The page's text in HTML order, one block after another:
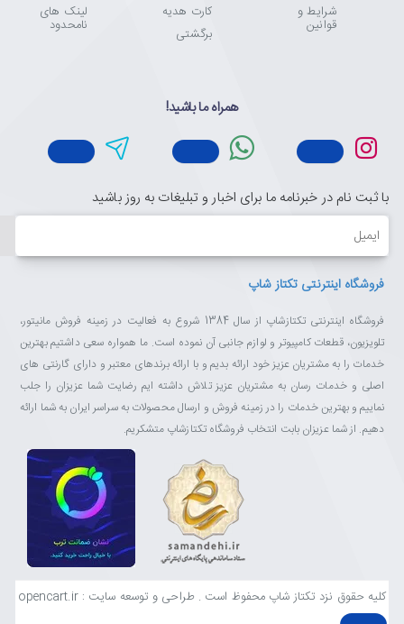
حالت خاموش، با دکور هر اتاقی به‌طور عالی ترکیب می‌شود.
طراحی بی‌مرز
به تجربه دیداری فراگیر و شگفت‌انگیز آری بگویید. طراحی باریک و بدون
قاب از 3 طرف باعث می‌شود هر صحنه جذاب و مهیج باشد.
نمای پشتی زیبا و چشم‌نواز
با نمای صاف و بی‌نقص از پشت و طراحی باریک و یکپارچه که جلوه‌ای از
زیبایی و ظرافت مینیمالیستی را در معرض نمایش می‌گذارد، کمال زیبایی و
آراستگی را از تمام زوایا مشاهده کنید.
کنترل از راه دور چندمنظوره
نهایت کنترل را در دستان خود داشته باشید. کنترل همه دستگاه‌های
متصل را تنها با کنترل از راه دور چندمنظوره در دست بگیرید. به لطف
شرایط و
قوانین
کارت هدیه
برگشتی
لینک های
نامحدود
همراه ما باشید!
با ثبت نام در خبرنامه ما برای اخبار و تبلیغات به روز باشید
ایمیل
فروشگاه اینترنتی تکتاز شاپ
فروشگاه اینترنتی تکتازشاپ از سال 1384 شروع به فعالیت در زمینه فروش مانیتور،
تلویزیون، قطعات کامپیوتر و لوازم جانبی آن نموده است. ما همواره سعی داشتیم بهترین
خدمات را به مشتریان عزیز خود ارائه بدیم و با ارائه برندهای معتبر و دارای گارنتی های
اصلی و خدمات رسان به مشتریان عزیز تلاش داشته ایم رضایت شما عزیزان را جلب
نماییم و بهترین خدمات را در زمینه فروش و ارسال محصولات به سراسر ایران به شما ارائه
دهیم. از شما عزیزان بابت انتخاب فروشگاه تکتازشاپ متشکریم.
کلیه حقوق نزد تکتاز شاپ محفوظ است . طراحی و توسعه سایت : opencart.ir